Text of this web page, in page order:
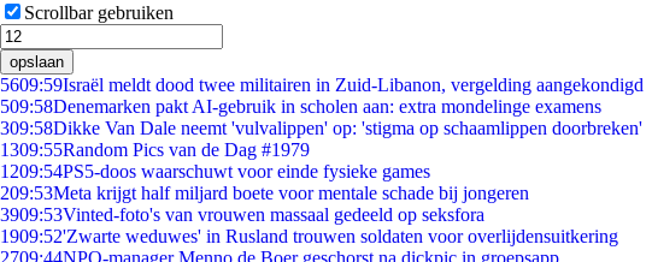
Scrollbar gebruiken
opslaan
5609:59Israël meldt dood twee militairen in Zuid-Libanon, vergelding aangekondigd
509:58Denemarken pakt AI-gebruik in scholen aan: extra mondelinge examens
309:58Dikke Van Dale neemt 'vulvalippen' op: 'stigma op schaamlippen doorbreken'
1309:55Random Pics van de Dag #1979
1209:54PS5-doos waarschuwt voor einde fysieke games
209:53Meta krijgt half miljard boete voor mentale schade bij jongeren
3909:53Vinted-foto's van vrouwen massaal gedeeld op seksfora
1909:52'Zwarte weduwes' in Rusland trouwen soldaten voor overlijdensuitkering
2709:44NPO-manager Menno de Boer geschorst na dickpic in groepsapp